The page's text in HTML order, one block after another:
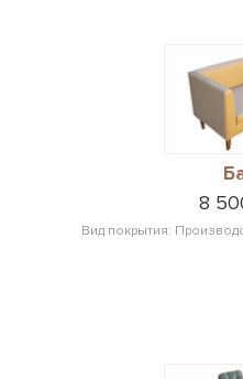
8
Вид покрытия: